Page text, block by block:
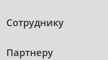
Сотруднику
Партнеру